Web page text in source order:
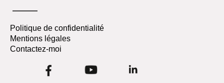
Politique de confidentialité
Mentions légales
Contactez-moi